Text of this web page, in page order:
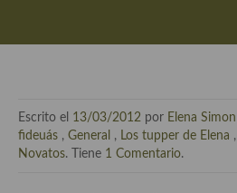
Tiendas especiales
Escrito el 13/03/2012 por Elena Simon
fideuás , General , Los tupper de Elena ,
Novatos. Tiene 1 Comentario.